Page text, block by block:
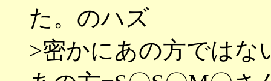
た。のハズ
>密かにあの方ではな